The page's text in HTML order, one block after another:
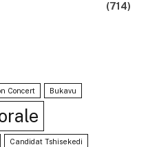
(714)
Concert Bukavu
Candidat Tshisekedi